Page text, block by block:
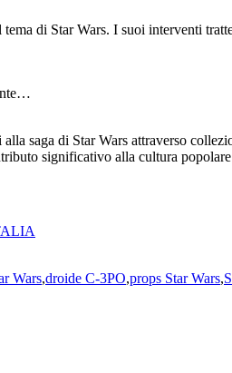
di Star Wars. I suoi interventi
alla saga di Star Wars attraverso
significativo alla cultura
Wars,droide C-3PO,props Star Wars,